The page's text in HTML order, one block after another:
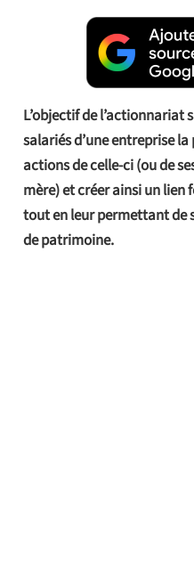
L’objectif de l’actionnariat
salariés d’une entreprise
actions de celle-ci (ou de
mère) et créer ainsi un lien
tout en leur permettant de
de patrimoine.